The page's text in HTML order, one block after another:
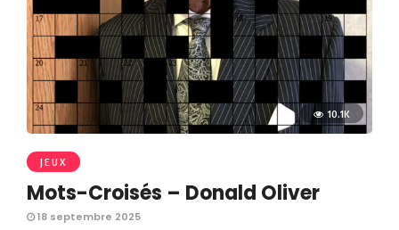
10.1K
JEUX
Mots-Croisés – Donald Oliver
18 septembre 2025